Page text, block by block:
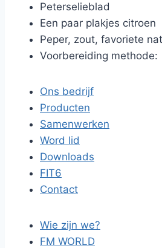
Peterselieblad
Een paar plakjes citroen
Peper, zout, favoriete
Voorbereiding methode:
Ons bedrijf
Producten
Samenwerken
Word lid
Downloads
FIT6
Contact
Wie zijn we?
FM WORLD